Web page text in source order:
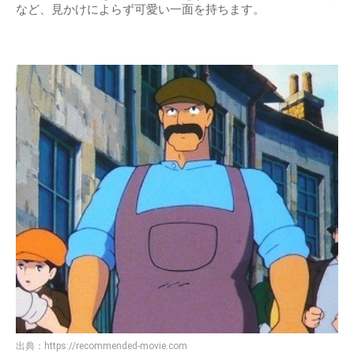
など、見かけによらず可愛い一面を持ちます。
出典： https://recommended-movie.com